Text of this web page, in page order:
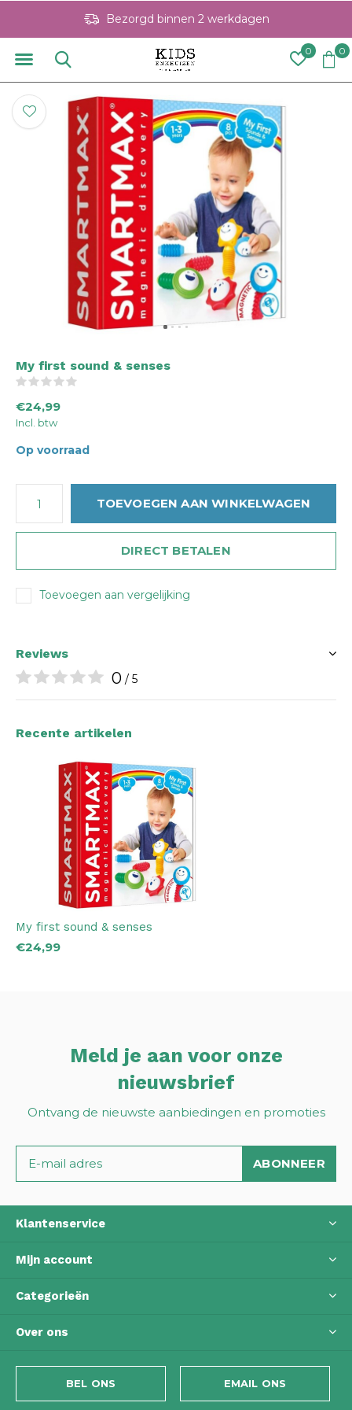
0 0
Bezorgd binnen 2 werkdagen
My first sound & senses
€24,99
Incl. btw
Op voorraad
TOEVOEGEN AAN WINKELWAGEN
DIRECT BETALEN
Toevoegen aan vergelijking
Reviews
0 / 5
Recente artikelen
My first sound & senses
€24,99
Meld je aan voor onze
nieuwsbrief
Ontvang de nieuwste aanbiedingen en promoties
ABONNEER
Klantenservice
Mijn account
Categorieën
Over ons
BEL ONS EMAIL ONS